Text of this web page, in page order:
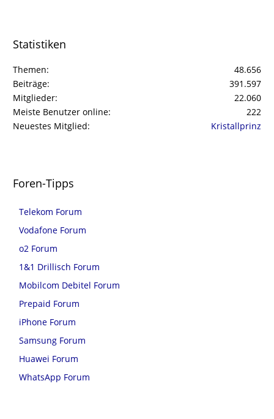
Statistiken
Themen
48.656
Beiträge
391.597
Mitglieder
22.060
Meiste Benutzer online
222
Neuestes Mitglied
Kristallprinz
Foren-Tipps
Telekom Forum
Vodafone Forum
o2 Forum
1&1 Drillisch Forum
Mobilcom Debitel Forum
Prepaid Forum
iPhone Forum
Samsung Forum
Huawei Forum
WhatsApp Forum